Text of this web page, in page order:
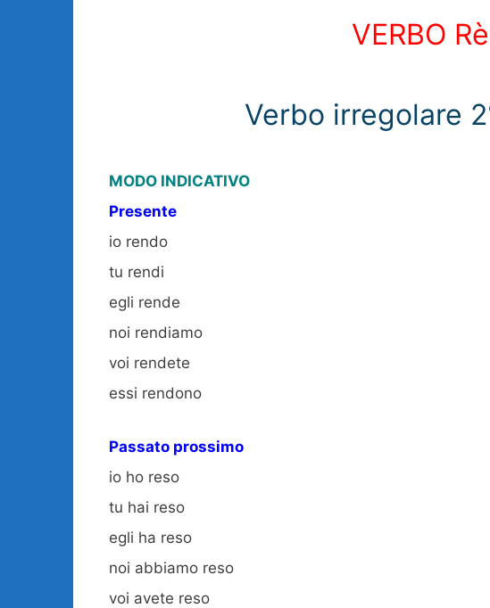
VERBO
Verbo irregolare
MODO INDICATIVO
Presente
io rendo
tu rendi
egli rende
noi rendiamo
voi rendete
essi rendono
Passato prossimo
io ho reso
tu hai reso
egli ha reso
noi abbiamo reso
voi avete reso